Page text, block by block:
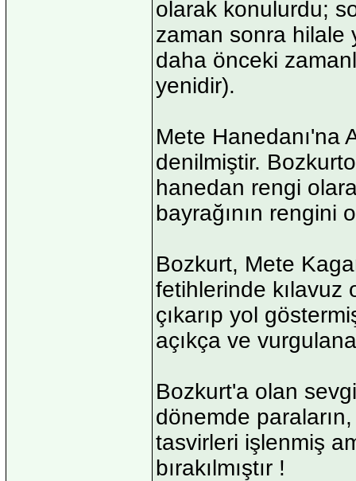
olarak konulurdu;
zaman sonra hilale
daha önceki
yenidir).
Mete Hanedanı'na
denilmiştir.
hanedan rengi
bayrağının rengini
Bozkurt, Mete
fetihlerinde kılavuz
çıkarıp yol
açıkça ve
Bozkurt'a olan
dönemde
tasvirleri işlenmiş
bırakılmıştır !